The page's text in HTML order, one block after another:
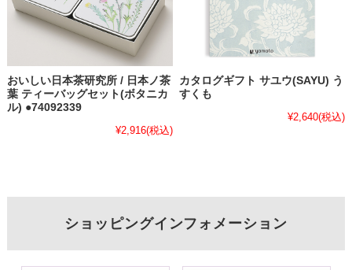
おいしい日本茶研究所 / 日本ノ茶
葉 ティーバッグセット(ボタニカ
ル) ●74092339
¥2,916(税込)
カタログギフト サユウ(SAYU) う
すくも
¥2,640(税込)
ショッピングインフォメーション